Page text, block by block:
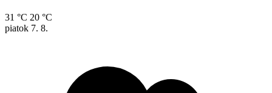
31 °C 20 °C
piatok 7. 8.